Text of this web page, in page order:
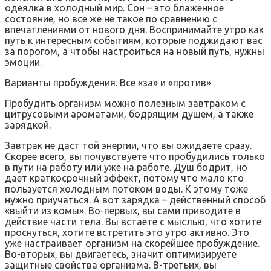
одеялка в холодный мир. Сон – это блаженное
состояние, но все же не такое по сравнению с
впечатлениями от нового дня. Воспринимайте утро как
путь к интересным событиям, которые поджидают вас
за порогом, а чтобы настроиться на новый путь, нужны
эмоции.
Варианты пробуждения. Все «за» и «против»
Пробудить организм можно полезным завтраком с
цитрусовыми ароматами, бодрящим душем, а также
зарядкой.
Завтрак не даст той энергии, что вы ожидаете сразу.
Скорее всего, вы почувствуете что пробудились только
в пути на работу или уже на работе. Душ бодрит, но
дает краткосрочный эффект, потому что мало кто
пользуется холодным потоком воды. К этому тоже
нужно приучаться. А вот зарядка – действенный способ
«выйти из комы». Во-первых, вы сами приводите в
действие части тела. Вы встаете с мыслью, что хотите
проснуться, хотите встретить это утро активно. Это
уже настраивает организм на скорейшее пробуждение.
Во-вторых, вы двигаетесь, значит оптимизируете
защитные свойства организма. В-третьих, вы